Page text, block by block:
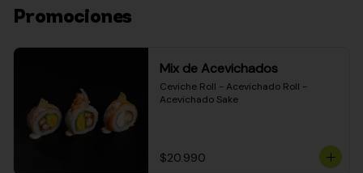
Promociones
Mix de Acevichados
Ceviche Roll - Acevichado Roll -
Acevichado Sake
$20.990